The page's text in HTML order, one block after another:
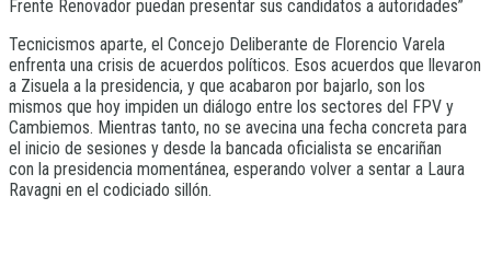
Frente Renovador puedan presentar sus candidatos a autoridades”
Tecnicismos aparte, el Concejo Deliberante de Florencio Varela
enfrenta una crisis de acuerdos políticos. Esos acuerdos que llevaron
a Zisuela a la presidencia, y que acabaron por bajarlo, son los
mismos que hoy impiden un diálogo entre los sectores del FPV y
Cambiemos. Mientras tanto, no se avecina una fecha concreta para
el inicio de sesiones y desde la bancada oficialista se encariñan
con la presidencia momentánea, esperando volver a sentar a Laura
Ravagni en el codiciado sillón.